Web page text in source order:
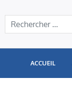
ACCUEIL